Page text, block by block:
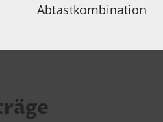
Abtastkombination